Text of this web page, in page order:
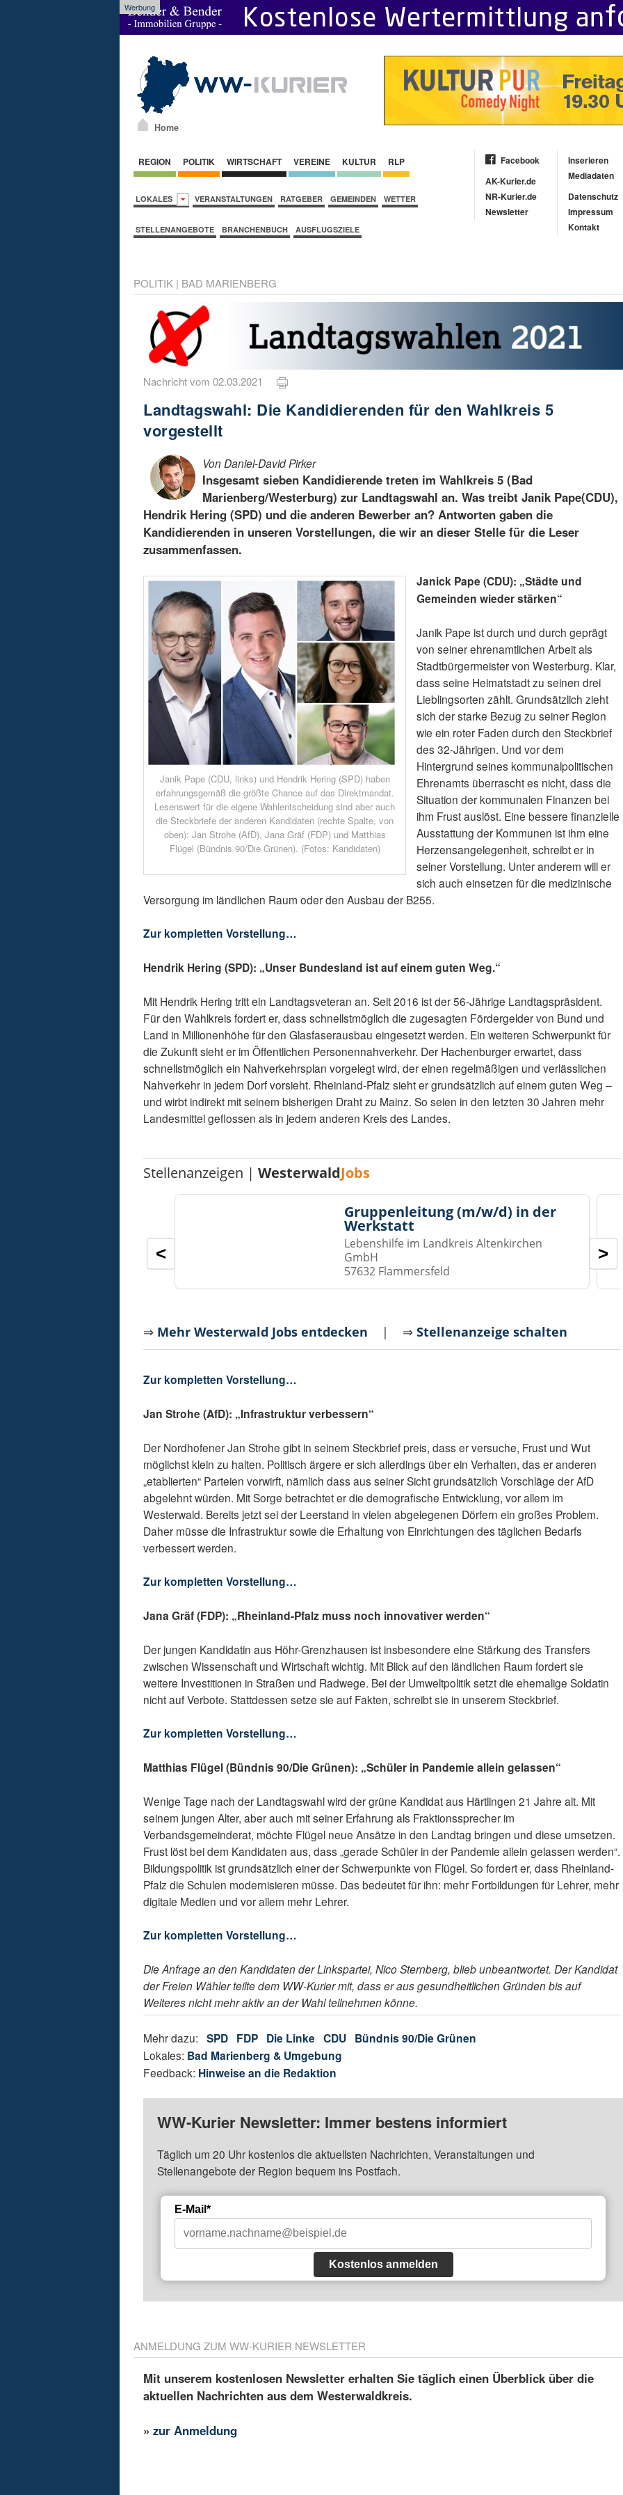
Werbung
Home
REGION POLITIK WIRTSCHAFT VEREINE KULTUR RLP
LOKALES VERANSTALTUNGEN RATGEBER GEMEINDEN WETTER
STELLENANGEBOTE BRANCHENBUCH AUSFLUGSZIELE
Facebook
AK-Kurier.de
NR-Kurier.de
Newsletter
Inserieren
Mediadaten
Datenschutz
Impressum
Kontakt
POLITIK | BAD MARIENBERG
Nachricht vom 02.03.2021
Landtagswahl: Die Kandidierenden für den Wahlkreis 5
vorgestellt
Von Daniel-David Pirker
Insgesamt sieben Kandidierende treten im Wahlkreis 5 (Bad
Marienberg/Westerburg) zur Landtagswahl an. Was treibt Janik Pape(CDU),
Hendrik Hering (SPD) und die anderen Bewerber an? Antworten gaben die
Kandidierenden in unseren Vorstellungen, die wir an dieser Stelle für die Leser
zusammenfassen.
Janik Pape (CDU, links) und Hendrik Hering (SPD) haben
erfahrungsgemäß die größte Chance auf das Direktmandat.
Lesenswert für die eigene Wahlentscheidung sind aber auch
die Steckbriefe der anderen Kandidaten (rechte Spalte, von
oben): Jan Strohe (AfD), Jana Gräf (FDP) und Matthias
Flügel (Bündnis 90/Die Grünen). (Fotos: Kandidaten)
Janick Pape (CDU): „Städte und
Gemeinden wieder stärken“
Janik Pape ist durch und durch geprägt
von seiner ehrenamtlichen Arbeit als
Stadtbürgermeister von Westerburg. Klar,
dass seine Heimatstadt zu seinen drei
Lieblingsorten zählt. Grundsätzlich zieht
sich der starke Bezug zu seiner Region
wie ein roter Faden durch den Steckbrief
des 32-Jährigen. Und vor dem
Hintergrund seines kommunalpolitischen
Ehrenamts überrascht es nicht, dass die
Situation der kommunalen Finanzen bei
ihm Frust auslöst. Eine bessere finanzielle
Ausstattung der Kommunen ist ihm eine
Herzensangelegenheit, schreibt er in
seiner Vorstellung. Unter anderem will er
sich auch einsetzen für die medizinische
Versorgung im ländlichen Raum oder den Ausbau der B255.
Zur kompletten Vorstellung…
Hendrik Hering (SPD): „Unser Bundesland ist auf einem guten Weg.“
Mit Hendrik Hering tritt ein Landtagsveteran an. Seit 2016 ist der 56-Jährige Landtagspräsident.
Für den Wahlkreis fordert er, dass schnellstmöglich die zugesagten Fördergelder von Bund und
Land in Millionenhöhe für den Glasfaserausbau eingesetzt werden. Ein weiteren Schwerpunkt für
die Zukunft sieht er im Öffentlichen Personennahverkehr. Der Hachenburger erwartet, dass
schnellstmöglich ein Nahverkehrsplan vorgelegt wird, der einen regelmäßigen und verlässlichen
Nahverkehr in jedem Dorf vorsieht. Rheinland-Pfalz sieht er grundsätzlich auf einem guten Weg –
und wirbt indirekt mit seinem bisherigen Draht zu Mainz. So seien in den letzten 30 Jahren mehr
Landesmittel geflossen als in jedem anderen Kreis des Landes.
Stellenanzeigen |WesterwaldJobs
Gruppenleitung (m/w/d) in der
Werkstatt
Lebenshilfe im Landkreis Altenkirchen
GmbH
57632 Flammersfeld
< >
⇒ Mehr Westerwald Jobs entdecken | ⇒Stellenanzeige schalten
Zur kompletten Vorstellung…
Jan Strohe (AfD): „Infrastruktur verbessern“
Der Nordhofener Jan Strohe gibt in seinem Steckbrief preis, dass er versuche, Frust und Wut
möglichst klein zu halten. Politisch ärgere er sich allerdings über ein Verhalten, das er anderen
„etablierten“ Parteien vorwirft, nämlich dass aus seiner Sicht grundsätzlich Vorschläge der AfD
abgelehnt würden. Mit Sorge betrachtet er die demografische Entwicklung, vor allem im
Westerwald. Bereits jetzt sei der Leerstand in vielen abgelegenen Dörfern ein großes Problem.
Daher müsse die Infrastruktur sowie die Erhaltung von Einrichtungen des täglichen Bedarfs
verbessert werden.
Zur kompletten Vorstellung…
Jana Gräf (FDP): „Rheinland-Pfalz muss noch innovativer werden“
Der jungen Kandidatin aus Höhr-Grenzhausen ist insbesondere eine Stärkung des Transfers
zwischen Wissenschaft und Wirtschaft wichtig. Mit Blick auf den ländlichen Raum fordert sie
weitere Investitionen in Straßen und Radwege. Bei der Umweltpolitik setzt die ehemalige Soldatin
nicht auf Verbote. Stattdessen setze sie auf Fakten, schreibt sie in unserem Steckbrief.
Zur kompletten Vorstellung…
Matthias Flügel (Bündnis 90/Die Grünen): „Schüler in Pandemie allein gelassen“
Wenige Tage nach der Landtagswahl wird der grüne Kandidat aus Härtlingen 21 Jahre alt. Mit
seinem jungen Alter, aber auch mit seiner Erfahrung als Fraktionssprecher im
Verbandsgemeinderat, möchte Flügel neue Ansätze in den Landtag bringen und diese umsetzen.
Frust löst bei dem Kandidaten aus, dass „gerade Schüler in der Pandemie allein gelassen werden“.
Bildungspolitik ist grundsätzlich einer der Schwerpunkte von Flügel. So fordert er, dass Rheinland-
Pfalz die Schulen modernisieren müsse. Das bedeutet für ihn: mehr Fortbildungen für Lehrer, mehr
digitale Medien und vor allem mehr Lehrer.
Zur kompletten Vorstellung…
Die Anfrage an den Kandidaten der Linkspartei, Nico Sternberg, blieb unbeantwortet. Der Kandidat
der Freien Wähler teilte dem WW-Kurier mit, dass er aus gesundheitlichen Gründen bis auf
Weiteres nicht mehr aktiv an der Wahl teilnehmen könne.
Mehr dazu:SPD FDP Die Linke CDU Bündnis 90/Die Grünen
Lokales: Bad Marienberg & Umgebung
Feedback: Hinweise an die Redaktion
WW-Kurier Newsletter: Immer bestens informiert
Täglich um 20 Uhr kostenlos die aktuellsten Nachrichten, Veranstaltungen und
Stellenangebote der Region bequem ins Postfach.
E-Mail*
Kostenlos anmelden
ANMELDUNG ZUM WW-KURIER NEWSLETTER
Mit unserem kostenlosen Newsletter erhalten Sie täglich einen Überblick über die
aktuellen Nachrichten aus dem Westerwaldkreis.
»zur Anmeldung